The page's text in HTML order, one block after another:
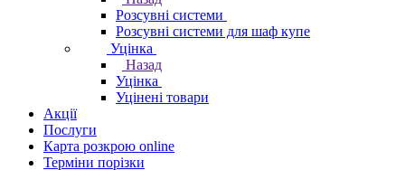
Розсувні системи
Розсувні системи для шаф купе
Уцінка
Назад
Уцінка
Уцінені товари
Акції
Послуги
Карта розкрою online
Терміни порізки